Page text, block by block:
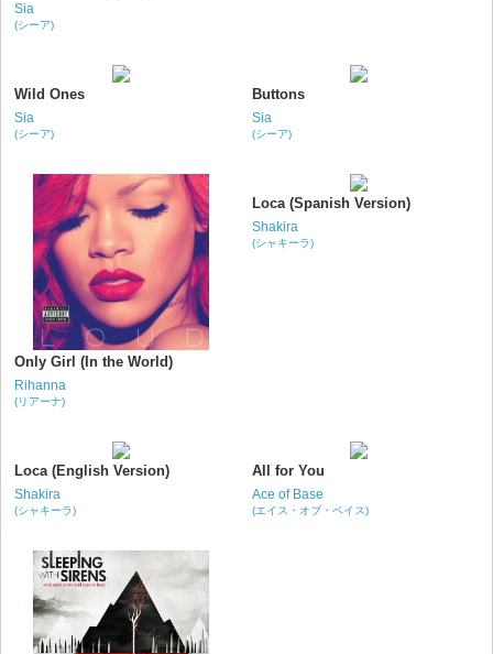
Sia
(シーア)
Wild Ones
Sia
(シーア)
Buttons
Sia
(シーア)
Only Girl (In the World)
Rihanna
(リアーナ)
Loca (Spanish Version)
Shakira
(シャキーラ)
Loca (English Version)
Shakira
(シャキーラ)
All for You
Ace of Base
(エイス・オブ・ベイス)